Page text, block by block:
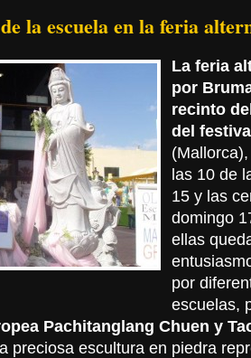
la escuela en la feria
La feria
por
recinto
del
las 10 de
15 y las
domingo
ellas
por
escuelas,
Pachitanglang Chuen y
preciosa escultura en piedra